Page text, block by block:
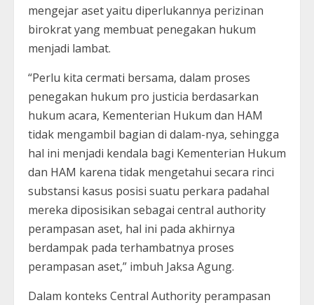
mengejar aset yaitu diperlukannya perizinan
birokrat yang membuat penegakan hukum
menjadi lambat.
“Perlu kita cermati bersama, dalam proses
penegakan hukum pro justicia berdasarkan
hukum acara, Kementerian Hukum dan HAM
tidak mengambil bagian di dalam-nya, sehingga
hal ini menjadi kendala bagi Kementerian Hukum
dan HAM karena tidak mengetahui secara rinci
substansi kasus posisi suatu perkara padahal
mereka diposisikan sebagai central authority
perampasan aset, hal ini pada akhirnya
berdampak pada terhambatnya proses
perampasan aset,” imbuh Jaksa Agung.
Dalam konteks Central Authority perampasan